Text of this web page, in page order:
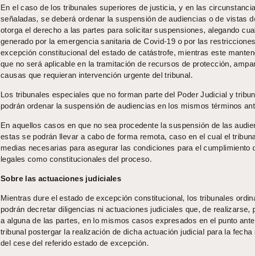
En el caso de los tribunales superiores de justicia, y en las
señaladas, se deberá ordenar la suspensión de audiencias o de vistas
otorga el derecho a las partes para solicitar suspensiones, alegando
generado por la emergencia sanitaria de Covid-19 o por las
excepción constitucional del estado de catástrofe, mientras este
que no será aplicable en la tramitación de recursos de protección,
causas que requieran intervención urgente del tribunal.
Los tribunales especiales que no forman parte del Poder Judicial y
podrán ordenar la suspensión de audiencias en los mismos términos
En aquellos casos en que no sea procedente la suspensión de las
estas se podrán llevar a cabo de forma remota, caso en el cual el
medias necesarias para asegurar las condiciones para el cumplimiento
legales como constitucionales del proceso.
Sobre las actuaciones judiciales
Mientras dure el estado de excepción constitucional, los tribunales
podrán decretar diligencias ni actuaciones judiciales que, de realizarse,
a alguna de las partes, en lo mismos casos expresados en el punto
tribunal postergar la realización de dicha actuación judicial para la
del cese del referido estado de excepción.